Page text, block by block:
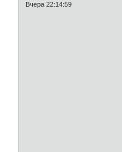
Вчера 22:14:59